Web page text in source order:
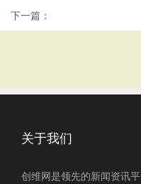
下一篇：
关于我们
创维网是领先的新闻资讯